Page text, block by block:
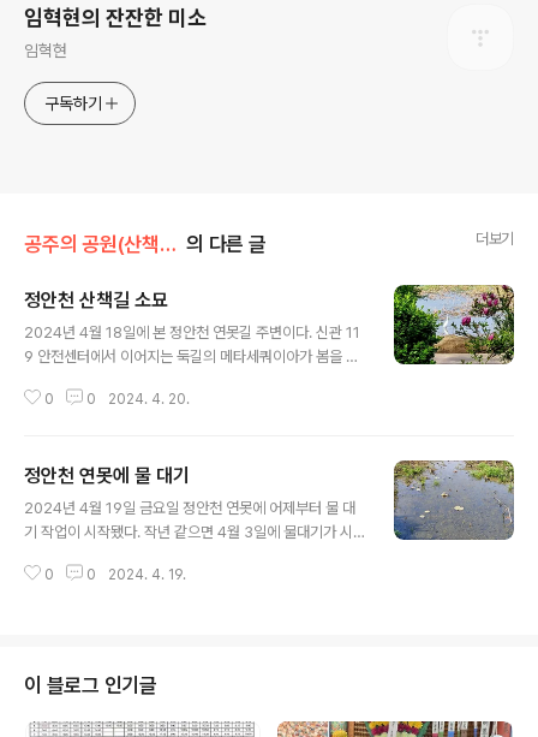
임혁현의 잔잔한 미소
임혁현
구독하기
공주의 공원(산책로)/정안천생태공원 의 다른 글 더보기
정안천 산책길 소묘
2024년 4월 18일에 본 정안천 연못길 주변이다. 신관 11
9 안전센터에서 이어지는 둑길의 메타세쿼이아가 봄을 맞
타세쿼이아다. 머지않아 좋은 길이 될 징조다. 연못에 물이
니 시원하다. 늘 물이 고였던 곳에서는 연잎이 떠오르기 시
작했다. 아랫배미에서도 물을 뿜기 위한 모터 시설 공사가
한창이다. 정안천 연못은 곧 물이 차고 물이 차면 연잎이 떠
정안천 연못에는 희망이 있다.
0 0 2024. 4. 20.
정안천 연못에 물 대기
2024년 4월 19일 금요일 정안천 연못에 어제부터 물 대
기 작업이 시작됐다. 작년 같으면 4월 3일에 물대기가 시
로를 돌면서 이제나저제나 연못물이 차기를 기대했는데 비
이라도 연못에 물이 얼른 채워져서 움트려하는 연잎 싹이
얼른 물 위로 올라오기를 기대한다. 벙벙한 연못 물 위에 속
히 연잎이 자라기를 희망한다. 공주 정안천 연못은 메타세
0 0 2024. 4. 19.
이 블로그 인기글